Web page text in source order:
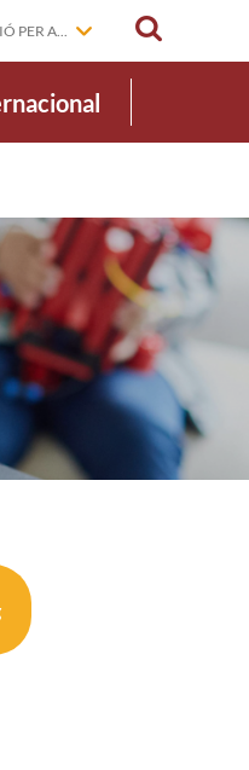
PER A...